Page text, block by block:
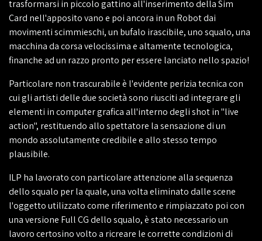
trasformarsi in piccolo gattino all'inserimento della Sim
Card nell'apposito vano e poi ancora in un Robot dai
movimenti scimmieschi, un bufalo irascibile, uno squalo, una
macchina da corsa velocissima e altamente tecnologica,
finanche ad un razzo pronto per essere lanciato nello spazio!
Particolare non trascurabile è l'evidente perizia tecnica con
cui gli artisti delle due società sono riusciti ad integrare gli
elementi in computer grafica all'interno degli shot in "live
action", restituendo allo spettatore la sensazione di un
mondo assolutamente credibile e allo stesso tempo
plausibile.
ILP ha lavorato con particolare attenzione alla sequenza
dello squalo per la quale, una volta eliminato dalle scene
l'oggetto utilizzato come riferimento e rimpiazzato poi con
una versione Full CG dello squalo, è stato necessario un
lavoro certosino volto a ricreare le corrette condizioni di